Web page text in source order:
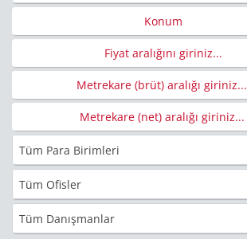
Konum
Fiyat aralığını giriniz...
Metrekare (brüt) aralığı giriniz...
Metrekare (net) aralığı giriniz...
Tüm Para Birimleri
Tüm Ofisler
Tüm Danışmanlar